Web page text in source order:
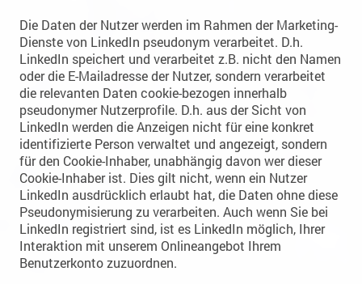
Die Daten der Nutzer werden im Rahmen der Marketing-
Dienste von LinkedIn pseudonym verarbeitet. D.h.
LinkedIn speichert und verarbeitet z.B. nicht den Namen
oder die E-Mailadresse der Nutzer, sondern verarbeitet
die relevanten Daten cookie-bezogen innerhalb
pseudonymer Nutzerprofile. D.h. aus der Sicht von
LinkedIn werden die Anzeigen nicht für eine konkret
identifizierte Person verwaltet und angezeigt, sondern
für den Cookie-Inhaber, unabhängig davon wer dieser
Cookie-Inhaber ist. Dies gilt nicht, wenn ein Nutzer
LinkedIn ausdrücklich erlaubt hat, die Daten ohne diese
Pseudonymisierung zu verarbeiten. Auch wenn Sie bei
LinkedIn registriert sind, ist es LinkedIn möglich, Ihrer
Interaktion mit unserem Onlineangebot Ihrem
Benutzerkonto zuzuordnen.